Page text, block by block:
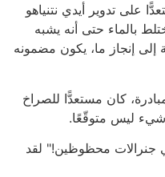
على تدوير أيدي نتنياهو
بالماء حتى أنه يشبه
إلى إنجاز ما، يكون مضمونه
كان مستعدًّا للصراخ
شيء ليس متوقّعًا.
جنرالات محظوظين!" لقد